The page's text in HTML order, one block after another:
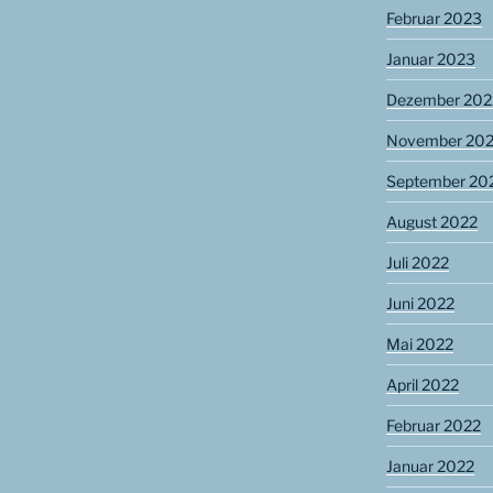
Februar 2023
Januar 2023
Dezember
November
September
August 2022
Juli 2022
Juni 2022
Mai 2022
April 2022
Februar 2022
Januar 2022